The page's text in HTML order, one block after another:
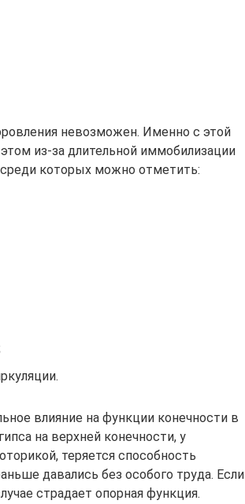
невозможен. Именно с этой
из-за длительной иммобилизации
которых можно отметить:
влияние на функции конечности в
на верхней конечности, у
теряется способность
давались без особого труда. Если
страдает опорная функция.